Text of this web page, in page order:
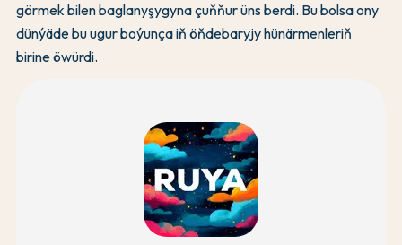
görmek bilen baglanyşygyna çuňňur üns berdi. Bu bolsa ony
dünýäde bu ugur boýunça iň öňdebaryjy hünärmenleriň
birine öwürdi.